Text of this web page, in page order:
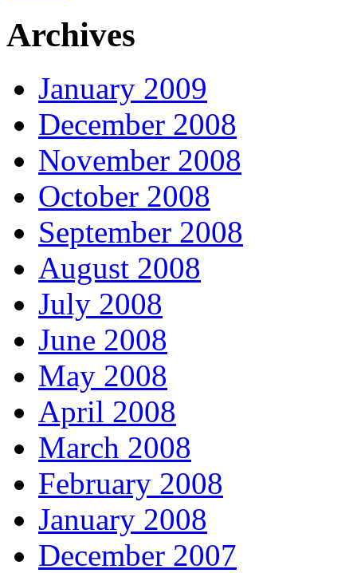
Archives
January 2009
December 2008
November 2008
October 2008
September 2008
August 2008
July 2008
June 2008
May 2008
April 2008
March 2008
February 2008
January 2008
December 2007